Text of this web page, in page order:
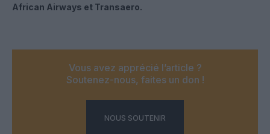
African Airways et Transaero.
Vous avez apprécié l’article ?
Soutenez-nous, faites un don !
NOUS SOUTENIR